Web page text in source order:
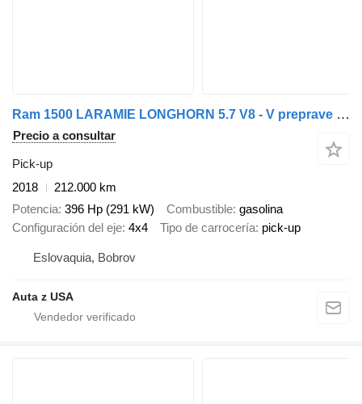
Ram 1500 LARAMIE LONGHORN 5.7 V8 - V preprave z USA
Precio a consultar
Pick-up
2018
212.000 km
Potencia 396 Hp (291 kW) Combustible gasolina
Configuración del eje 4x4 Tipo de carrocería pick-up
Eslovaquia, Bobrov
Auta z USA